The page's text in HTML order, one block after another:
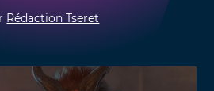
Rédaction Tseret